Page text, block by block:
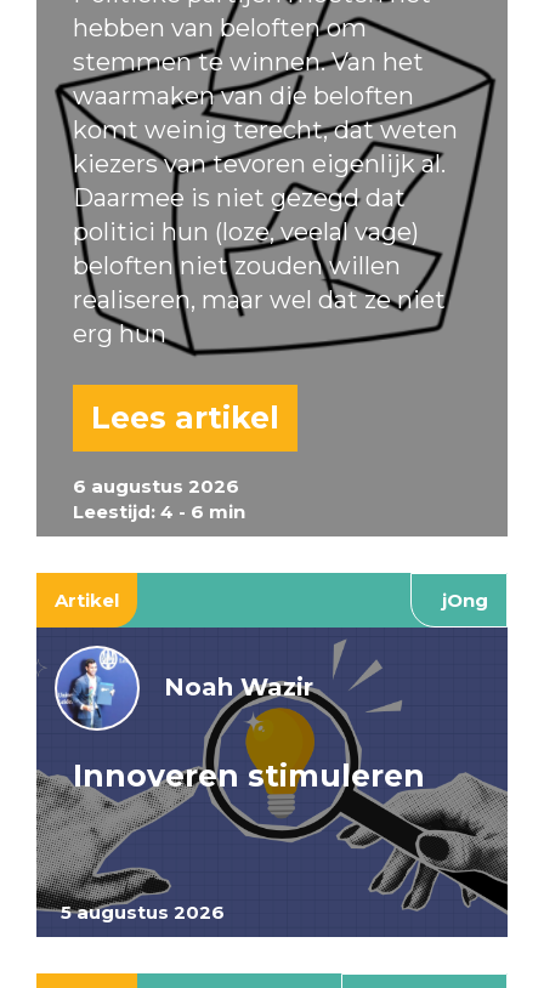
6 augustus 2026
Leestijd: 4 - 6 min
hebben van beloften om
stemmen te winnen. Van het
waarmaken van die beloften
komt weinig terecht, dat weten
kiezers van tevoren eigenlijk al.
Daarmee is niet gezegd dat
politici hun (loze, veelal vage)
beloften niet zouden willen
realiseren, maar wel dat ze niet
erg hun
Lees artikel
Artikel jOng
5 augustus 2026
Noah Wazir
Innoveren stimuleren